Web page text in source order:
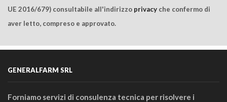
UE 2016/679) consultabile all'indirizzo privacy che confermo di
aver letto, compreso e approvato.
GENERALFARM SRL
Forniamo servizi di consulenza tecnica per risolvere i